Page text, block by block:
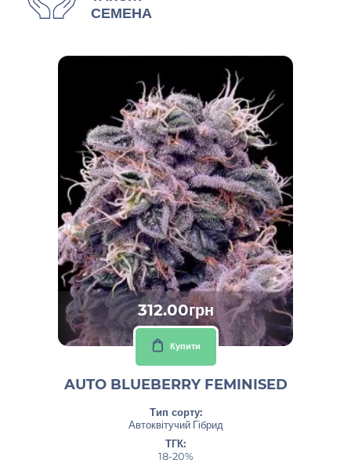
СЕМЕНА
312.00грн
Купити
AUTO BLUEBERRY FEMINISED
Тип сорту:
Автоквітучий Гібрид
ТГК:
18-20%